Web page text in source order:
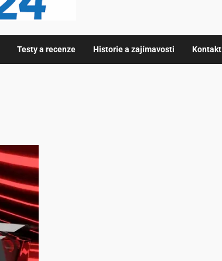
Testy a recenze Historie a zajímavosti Kontakt